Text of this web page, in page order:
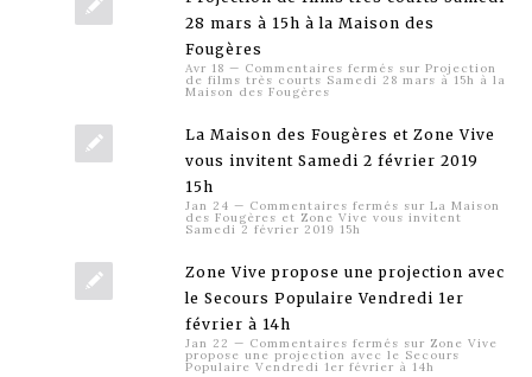
28 mars à 15h à la Maison des
Fougères
Avr 18 — Commentaires fermés sur Projection
de films très courts Samedi 28 mars à 15h à la
Maison des Fougères
La Maison des Fougères et Zone Vive
vous invitent Samedi 2 février 2019
15h
Jan 24 — Commentaires fermés sur La Maison
des Fougères et Zone Vive vous invitent
Samedi 2 février 2019 15h
Zone Vive propose une projection avec
le Secours Populaire Vendredi 1er
février à 14h
Jan 22 — Commentaires fermés sur Zone Vive
propose une projection avec le Secours
Populaire Vendredi 1er février à 14h